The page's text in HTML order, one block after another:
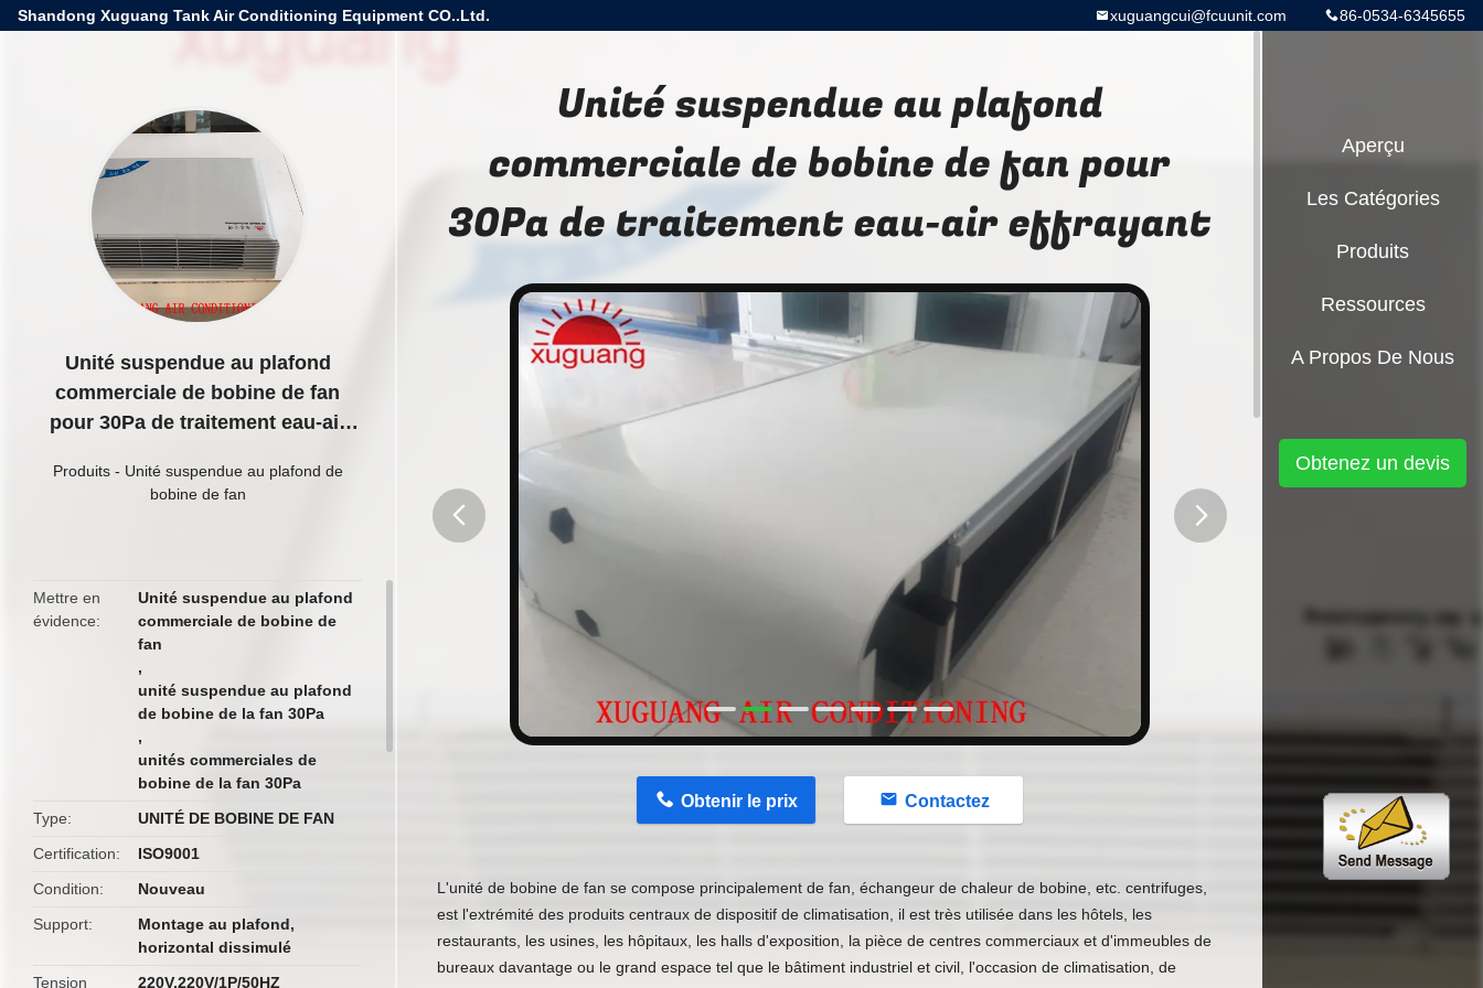
Shandong Xuguang Tank Air Conditioning Equipment CO..Ltd. 86-0534-6345655
xuguangcui@fcuunit.com
Unité suspendue au plafond
commerciale de bobine de fan
pour 30Pa de traitement eau-air
Produits- Unité suspendue au plafond de
bobine de fan
Mettre en
évidence
Unité suspendue au plafond
commerciale de bobine de
fan
,
unité suspendue au plafond
de bobine de la fan 30Pa
,
unités commerciales de
bobine de la fan 30Pa
Type
UNITÉ DE BOBINE DE FAN
Certification
ISO9001
Condition
Nouveau
Support
Montage au plafond,
horizontal dissimulé
Tension
220V,220V/1P/50HZ
Unité suspendue au plafond
commerciale de bobine de fan pour
30Pa de traitement eau-air effrayant
Obtenir le prix Contactez
L'unité de bobine de fan se compose principalement de fan, échangeur de chaleur de bobine, etc. centrifuges,
est l'extrémité des produits centraux de dispositif de climatisation, il est très utilisée dans les hôtels, les
restaurants, les usines, les hôpitaux, les halls d'exposition, la pièce de centres commerciaux et d'immeubles de
bureaux davantage ou le grand espace tel que le bâtiment industriel et civil, l'occasion de climatisation, de
Aperçu
Les Catégories
Produits
Ressources
A Propos De Nous
Obtenez un devis